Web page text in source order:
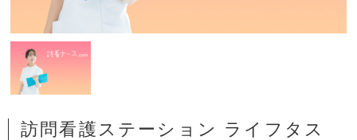
訪問看護ステーション ライフタス